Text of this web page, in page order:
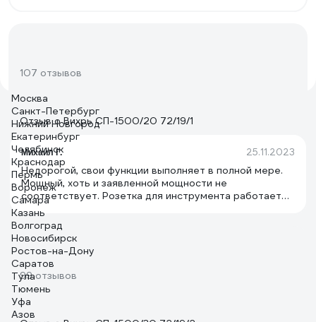
107 отзывов
Отзыв о Вихрь СП-1500/20 72/19/1
Михаил Г. 25.11.2023
Недорогой, свои функции выполняет в полной мере.
Мощный, хоть и заявленной мощности не
соответствует. Розетка для инструмента работает
как положено.
99 отзывов
Москва
Санкт-Петербург
Нижний Новгород
Екатеринбург
Челябинск
Краснодар
Пермь
Воронеж
Самара
Казань
Волгоград
Новосибирск
Ростов-на-Дону
Саратов
Тула
Тюмень
Уфа
Азов